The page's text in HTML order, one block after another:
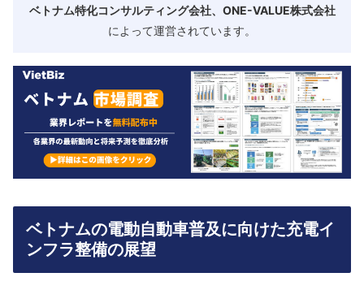
ベトナム特化コンサルティング会社、ONE-VALUE株式会社
によって運営されています。
ベトナムの電動自動車普及に向けた充電イ
ンフラ整備の展望